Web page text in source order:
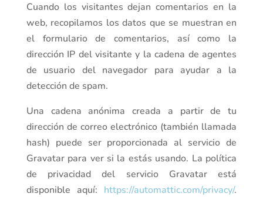
Cuando los visitantes dejan comentarios en la
web, recopilamos los datos que se muestran en
el formulario de comentarios, así como la
dirección IP del visitante y la cadena de agentes
de usuario del navegador para ayudar a la
detección de spam.
Una cadena anónima creada a partir de tu
dirección de correo electrónico (también llamada
hash) puede ser proporcionada al servicio de
Gravatar para ver si la estás usando. La política
de privacidad del servicio Gravatar está
disponible aquí: https://automattic.com/privacy/.